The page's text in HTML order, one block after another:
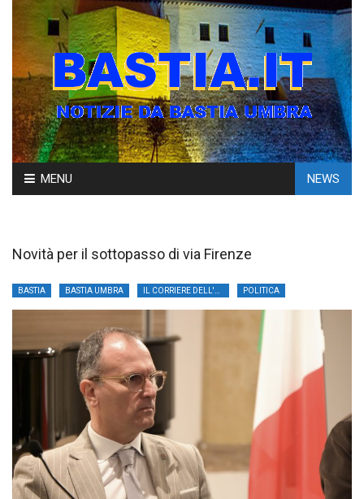
Skip
to
MENU NEWS
Novità per il sottopasso di via Firenze
BASTIA BASTIA UMBRA POLITICA